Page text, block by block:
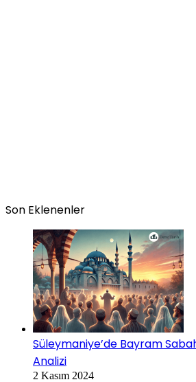
Son Eklenenler
Süleymaniye’de Bayram
Analizi
2 Kasım 2024